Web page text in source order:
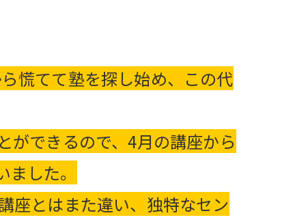
慌てて塾を探し始め、この代
ができるので、4月の講座から
した。
座とはまた違い、独特なセン